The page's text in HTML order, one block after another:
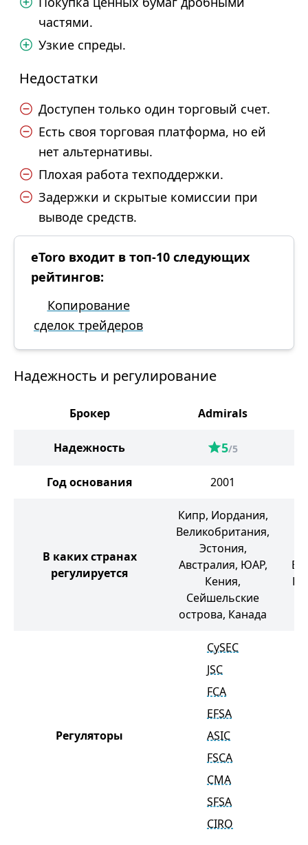
частями.
Узкие спреды.
Недостатки
Доступен только один торговый счет.
Есть своя торговая платформа, но ей
нет альтернативы.
Плохая работа техподдержки.
Задержки и скрытые комиссии при
выводе средств.
eToro входит в топ-10 следующих
рейтингов:
Копирование
сделок трейдеров
Надежность и регулирование
Брокер Admirals
Надежность 5/5
Год основания 2001
В каких странах
регулируется
Кипр, Иордания,
Великобритания,
Эстония,
Австралия, ЮАР,
Кения,
Сейшельские
острова, Канада
Регуляторы
CySEC
JSC
FCA
EFSA
ASIC
FSCA
CMA
SFSA
CIRO